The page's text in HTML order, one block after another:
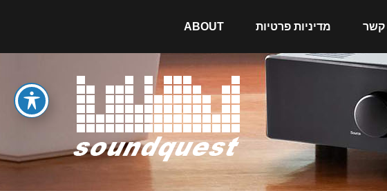
קשר מדיניות פרטיות ABOUT